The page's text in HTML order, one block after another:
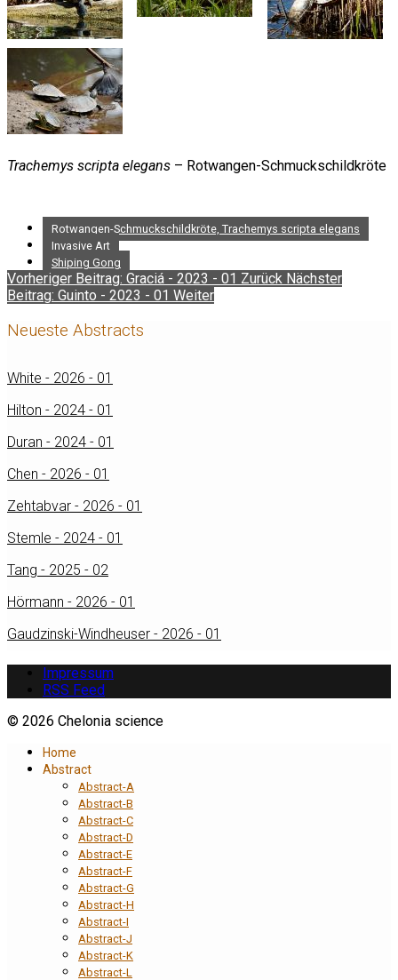
Trachemys scripta elegans – Rotwangen-Schmuckschildkröte
Rotwangen-Schmuckschildkröte, Trachemys scripta elegans
Invasive Art
Shiping Gong
Vorheriger Beitrag: Graciá - 2023 - 01 Zurück Nächster
Beitrag: Guinto - 2023 - 01 Weiter
Neueste Abstracts
White - 2026 - 01
Hilton - 2024 - 01
Duran - 2024 - 01
Chen - 2026 - 01
Zehtabvar - 2026 - 01
Stemle - 2024 - 01
Tang - 2025 - 02
Hörmann - 2026 - 01
Gaudzinski-Windheuser - 2026 - 01
Impressum
RSS Feed
© 2026 Chelonia science
Home
Abstract
Abstract-A
Abstract-B
Abstract-C
Abstract-D
Abstract-E
Abstract-F
Abstract-G
Abstract-H
Abstract-I
Abstract-J
Abstract-K
Abstract-L